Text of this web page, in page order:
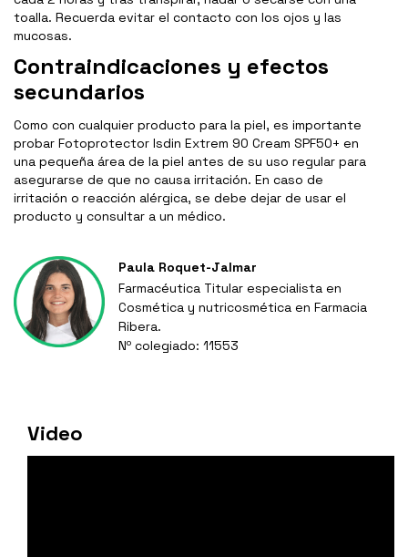
toalla. Recuerda evitar el contacto con los ojos y las
mucosas.
Contraindicaciones y efectos
secundarios
Como con cualquier producto para la piel, es importante
probar Fotoprotector Isdin Extrem 90 Cream SPF50+ en
una pequeña área de la piel antes de su uso regular para
asegurarse de que no causa irritación. En caso de
irritación o reacción alérgica, se debe dejar de usar el
producto y consultar a un médico.
Paula Roquet-Jalmar
Farmacéutica Titular especialista en
Cosmética y nutricosmética en Farmacia
Ribera.
Nº colegiado: 11553
Video